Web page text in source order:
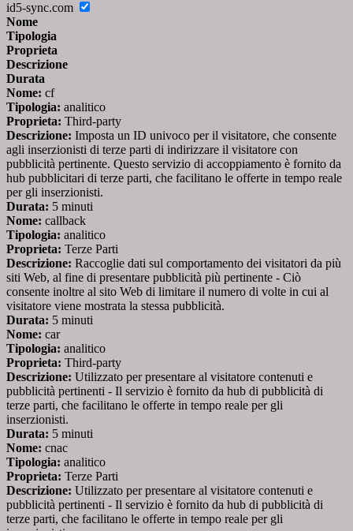
id5-sync.com
Nome
Tipologia
Proprieta
Descrizione
Durata
Nome: cf
Tipologia: analitico
Proprieta: Third-party
Descrizione: Imposta un ID univoco per il visitatore, che consente
agli inserzionisti di terze parti di indirizzare il visitatore con
pubblicità pertinente. Questo servizio di accoppiamento è fornito da
hub pubblicitari di terze parti, che facilitano le offerte in tempo reale
per gli inserzionisti.
Durata: 5 minuti
Nome: callback
Tipologia: analitico
Proprieta: Terze Parti
Descrizione: Raccoglie dati sul comportamento dei visitatori da più
siti Web, al fine di presentare pubblicità più pertinente - Ciò
consente inoltre al sito Web di limitare il numero di volte in cui al
visitatore viene mostrata la stessa pubblicità.
Durata: 5 minuti
Nome: car
Tipologia: analitico
Proprieta: Third-party
Descrizione: Utilizzato per presentare al visitatore contenuti e
pubblicità pertinenti - Il servizio è fornito da hub di pubblicità di
terze parti, che facilitano le offerte in tempo reale per gli
inserzionisti.
Durata: 5 minuti
Nome: cnac
Tipologia: analitico
Proprieta: Terze Parti
Descrizione: Utilizzato per presentare al visitatore contenuti e
pubblicità pertinenti - Il servizio è fornito da hub di pubblicità di
terze parti, che facilitano le offerte in tempo reale per gli